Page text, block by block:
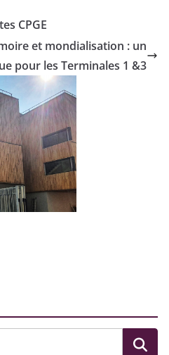
CPGE
et mondialisation : un
pour les Terminales 1 &3